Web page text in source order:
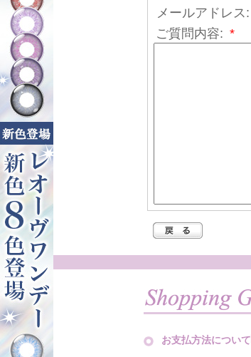
メールアドレス:
ご質問内容: *
お支払方法について